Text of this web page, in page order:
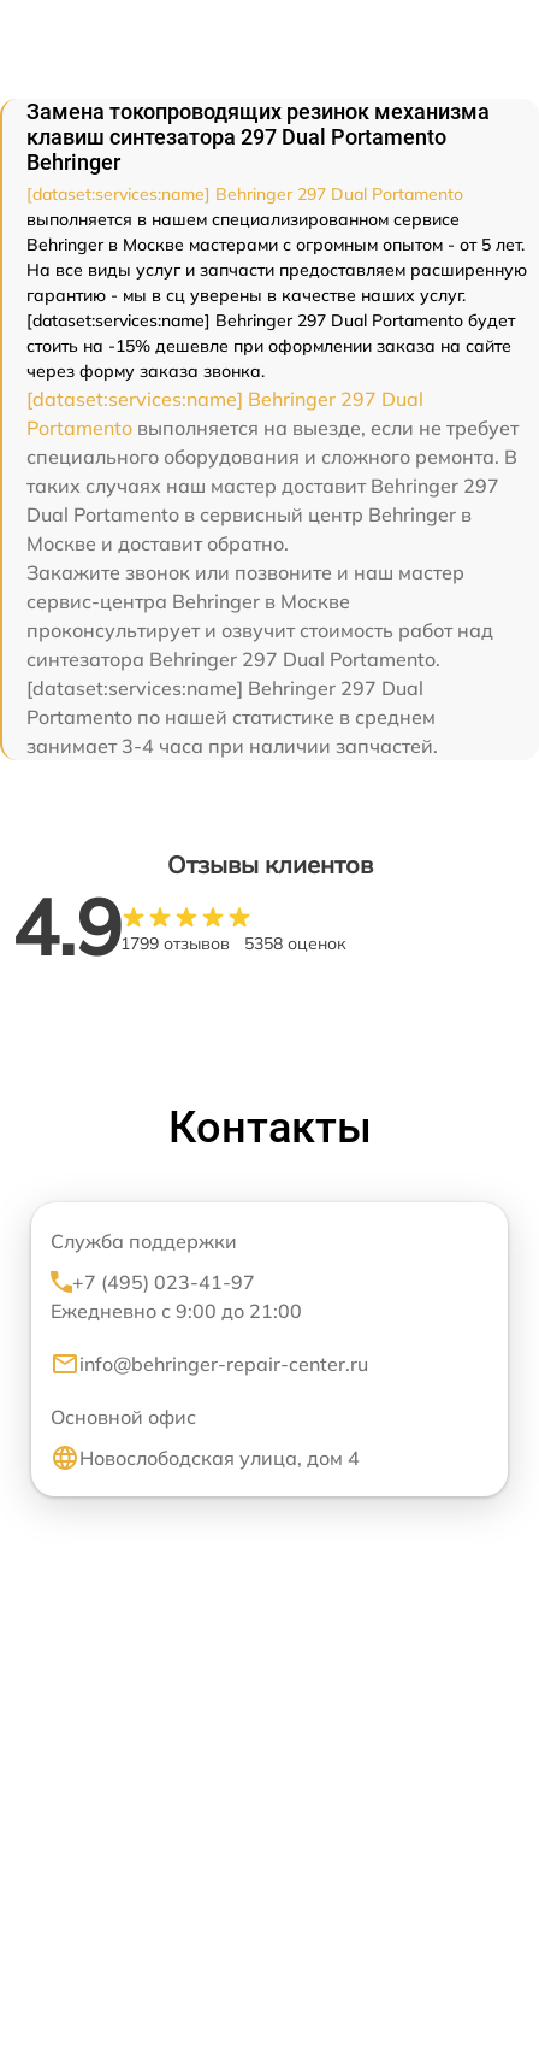
Замена токопроводящих резинок механизма
клавиш синтезатора 297 Dual Portamento
Behringer
[dataset:services:name] Behringer 297 Dual Portamento
выполняется в нашем специализированном сервисе
Behringer в Москве мастерами с огромным опытом - от 5 лет.
На все виды услуг и запчасти предоставляем расширенную
гарантию - мы в сц уверены в качестве наших услуг.
[dataset:services:name] Behringer 297 Dual Portamento будет
стоить на -15% дешевле при оформлении заказа на сайте
через форму заказа звонка.
[dataset:services:name] Behringer 297 Dual
Portamento выполняется на выезде, если не требует
специального оборудования и сложного ремонта. В
таких случаях наш мастер доставит Behringer 297
Dual Portamento в сервисный центр Behringer в
Москве и доставит обратно.
Закажите звонок или позвоните и наш мастер
сервис-центра Behringer в Москве
проконсультирует и озвучит стоимость работ над
синтезатора Behringer 297 Dual Portamento.
[dataset:services:name] Behringer 297 Dual
Portamento по нашей статистике в среднем
занимает 3-4 часа при наличии запчастей.
Отзывы клиентов
4.91799 отзывов 5358 оценок
Контакты
Служба поддержки
+7 (495) 023-41-97
Ежедневно с 9:00 до 21:00
info@behringer-repair-center.ru
Основной офис
Новослободская улица, дом 4